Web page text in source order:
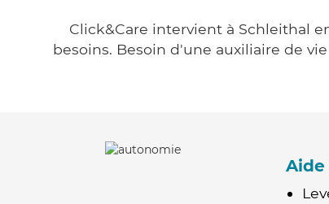
Click&Care intervient à Schleithal
besoins. Besoin d'une auxiliaire de